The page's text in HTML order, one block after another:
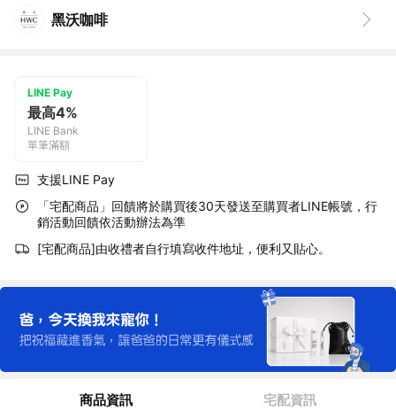
黑沃咖啡
LINE Pay
最高4%
LINE Bank
單筆滿額
支援LINE Pay
「宅配商品」回饋將於購買後30天發送至購買者LINE帳號，行
銷活動回饋依活動辦法為準
[宅配商品]由收禮者自行填寫收件地址，便利又貼心。
商品資訊 宅配資訊